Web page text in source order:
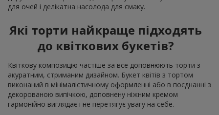
для очей і делікатна насолода для смаку.
Які торти найкраще підходять
до квіткових букетів?
Квіткову композицію частіше за все доповнюють торти з
акуратним, стриманим дизайном. Букет квітів з тортом
виконаний в мінімалістичному оформленні або в поєднанні з
декорованою випічкою, доповнену ніжним кремом
гармонійно виглядає і не перетягує увагу на себе.